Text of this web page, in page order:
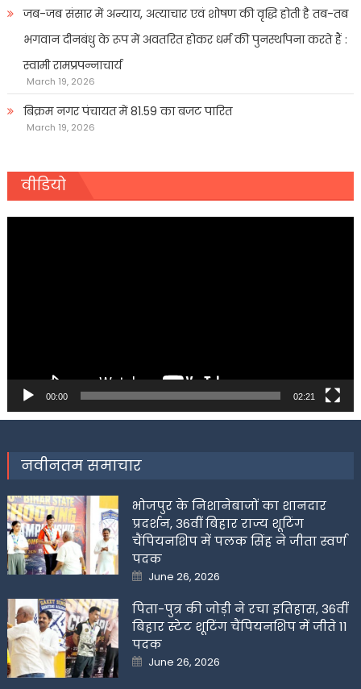
जब-जब संसार में अन्याय, अत्याचार एवं शोषण की वृद्धि होती है तब-तब
भगवान दीनबंधु के रूप में अवतरित होकर धर्म की पुनर्स्थापना करते हैं :
स्वामी रामप्रपन्नाचार्य
March 19, 2026
बिक्रम नगर पंचायत में 81.59 का बजट पारित
March 19, 2026
वीडियो
00:00 02:21
नवीनतम समाचार
भोजपुर के निशानेबाजों का शानदार
प्रदर्शन, 36वीं बिहार राज्य शूटिंग
चैंपियनशिप में पलक सिंह ने जीता स्वर्ण
पदक
Posted
on
June 26, 2026
पिता-पुत्र की जोड़ी ने रचा इतिहास, 36वीं
बिहार स्टेट शूटिंग चैंपियनशिप में जीते 11
पदक
Posted
on
June 26, 2026